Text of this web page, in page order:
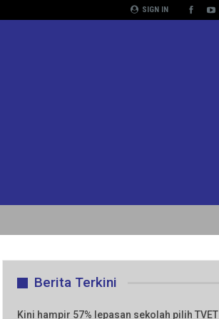
SIGN IN
Berita Terkini
Kini hampir 57% lepasan sekolah pilih TVET